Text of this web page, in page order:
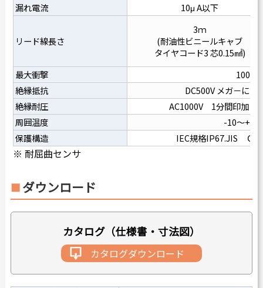
漏れ電流
10μ A以下
リード線長さ
3ｍ
(耐油性ビニールキャブ
タイヤコード3 芯0.15㎟)
最大衝撃
100G
絶縁抵抗
DC500V メガ－にて
絶縁耐圧
AC1000V 1分間印加に
周囲温度
-10～
保護構造
IEC規格IP67.JIS Ｃ
※ 耐屈曲センサ
ダウンロード
カタログ（仕様書・寸法図）
カタログダウンロード